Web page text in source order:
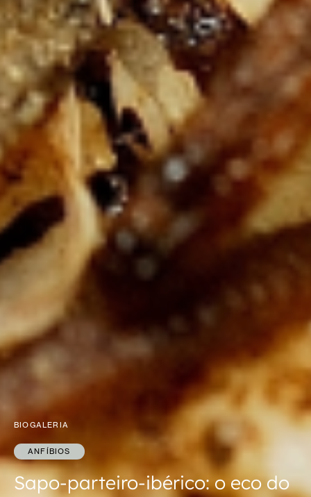
BIOGALERIA
ANFÍBIOS
Sapo-parteiro-ibérico: o eco do